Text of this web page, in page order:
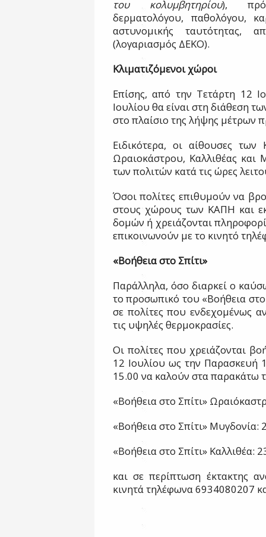
του κολυμβητηρίου),
δερματολόγου, παθολόγου,
αστυνομικής ταυτότητας,
(λογαριασμός ΔΕΚΟ).
Κλιματιζόμενοι χώροι
Επίσης, από την Τετάρτη 12
Ιουλίου θα είναι στη διάθεση
στο πλαίσιο της λήψης μέτρων
Ειδικότερα, οι αίθουσες των
Ωραιοκάστρου, Καλλιθέας και
των πολιτών κατά τις ώρες
Όσοι πολίτες επιθυμούν να
στους χώρους των ΚΑΠΗ και
δομών ή χρειάζονται
επικοινωνούν με το κινητό
«Βοήθεια στο Σπίτι»
Παράλληλα, όσο διαρκεί ο
το προσωπικό του «Βοήθεια
σε πολίτες που ενδεχομένως
τις υψηλές θερμοκρασίες.
Οι πολίτες που χρειάζονται
12 Ιουλίου ως την Παρασκευή
15.00 να καλούν στα παρακάτω
«Βοήθεια στο Σπίτι»
«Βοήθεια στο Σπίτι»
«Βοήθεια στο Σπίτι» Καλλιθέα:
και σε περίπτωση έκτακτης
κινητά τηλέφωνα 6934080207